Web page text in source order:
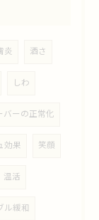
炎 酒さ
しわ
バーの正常化
効果 笑顔
温活
ル緩和